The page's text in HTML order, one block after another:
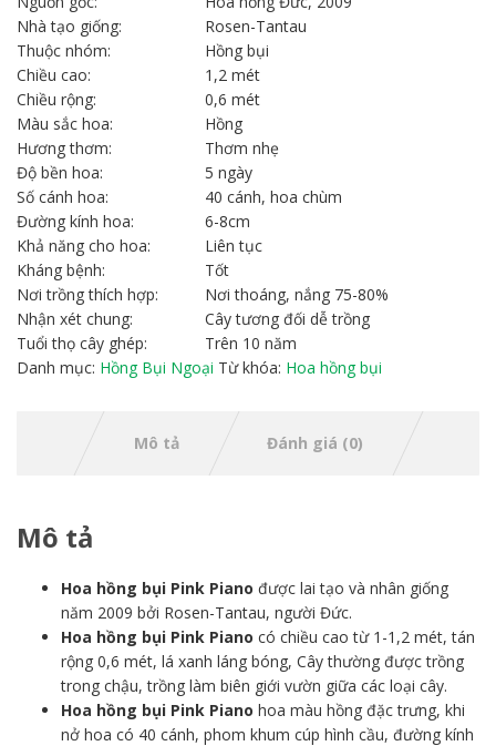
Nhà tạo giống:
Rosen-Tantau
Thuộc nhóm:
Hồng bụi
Chiều cao:
1,2 mét
Chiều rộng:
0,6 mét
Màu sắc hoa:
Hồng
Hương thơm:
Thơm nhẹ
Độ bền hoa:
5 ngày
Số cánh hoa:
40 cánh, hoa chùm
Đường kính hoa:
6-8cm
Khả năng cho hoa:
Liên tục
Kháng bệnh:
Tốt
Nơi trồng thích hợp:
Nơi thoáng, nắng 75-80%
Nhận xét chung:
Cây tương đối dễ trồng
Tuổi thọ cây ghép:
Trên 10 năm
Danh mục: Hồng Bụi Ngoại Từ khóa: Hoa hồng bụi
Mô tả Đánh giá (0)
Mô tả
Hoa hồng bụi Pink Piano được lai tạo và nhân giống
năm 2009 bởi Rosen-Tantau, người Đức.
Hoa hồng bụi Pink Piano có chiều cao từ 1-1,2 mét, tán
rộng 0,6 mét, lá xanh láng bóng, Cây thường được trồng
trong chậu, trồng làm biên giới vườn giữa các loại cây.
Hoa hồng bụi Pink Piano hoa màu hồng đặc trưng, khi
nở hoa có 40 cánh, phom khum cúp hình cầu, đường kính